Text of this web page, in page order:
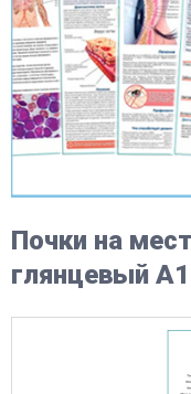
Почки на
глянцевый